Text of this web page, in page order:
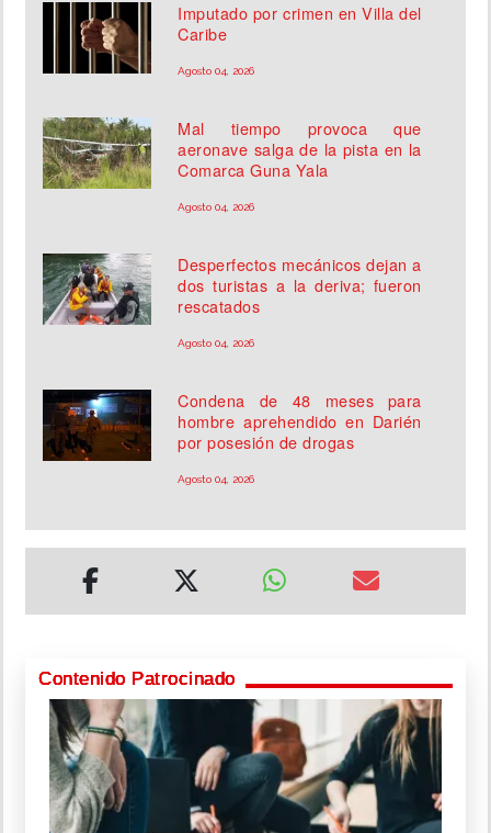
Imputado por crimen en Villa del
Caribe
Agosto 04, 2026
Mal tiempo provoca que
aeronave salga de la pista en la
Comarca Guna Yala
Agosto 04, 2026
Desperfectos mecánicos dejan a
dos turistas a la deriva; fueron
rescatados
Agosto 04, 2026
Condena de 48 meses para
hombre aprehendido en Darién
por posesión de drogas
Agosto 04, 2026
Contenido Patrocinado